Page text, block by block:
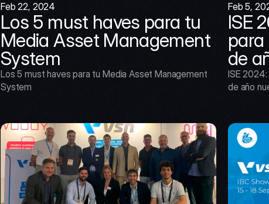
Feb 22, 2024
Los 5 must haves para tu
Media Asset Management
System
Los 5 must haves para tu Media Asset Management
System
Feb 5,
ISE
de
ISE
de año